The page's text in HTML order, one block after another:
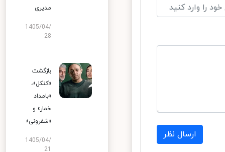
ارسال نظر
مدیری
1405/04/
28
بازگشت
«کنکل»،
«بامداد
خمار» و
«شفرونی»
1405/04/